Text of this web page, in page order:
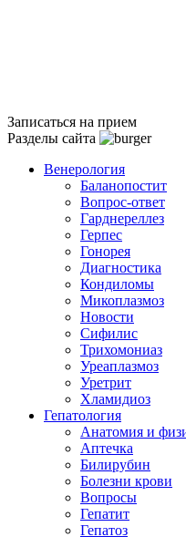
Записаться на прием
Разделы сайта
Венерология
Баланопостит
Вопрос-ответ
Гарднереллез
Герпес
Гонорея
Диагностика
Кондиломы
Микоплазмоз
Новости
Сифилис
Трихомониаз
Уреаплазмоз
Уретрит
Хламидиоз
Гепатология
Анатомия и
Аптечка
Билирубин
Болезни крови
Вопросы
Гепатит
Гепатоз